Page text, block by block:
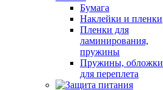
Бумага
Наклейки и пленки
Пленки для
ламинирования,
пружины
Пружины, обложки
для переплета